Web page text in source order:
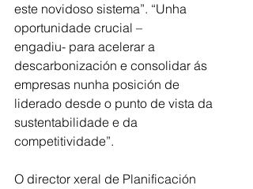
este novidoso sistema”. “Unha
oportunidade crucial –
engadiu- para acelerar a
descarbonización e consolidar ás
empresas nunha posición de
liderado desde o punto de vista da
sustentabilidade e da
competitividade”.
O director xeral de Planificación